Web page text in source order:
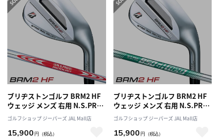
ブリヂストンゴルフ BRM2 HF
ウェッジ メンズ 右用 N.S.PRO
MODUS3 TOUR 105 スチール
シャフト 日本正規品 2023年モ
デル
ゴルフショップ ジーパーズ JAL Mall店
15,900 円 （税込）
ブリヂストンゴルフ BRM2 HF
ウェッジ メンズ 右用 N.S.PRO
850GH neo スチールシャフト
日本正規品 2023年モデル
ゴルフショップ ジーパーズ JAL Mall店
15,900 円 （税込）